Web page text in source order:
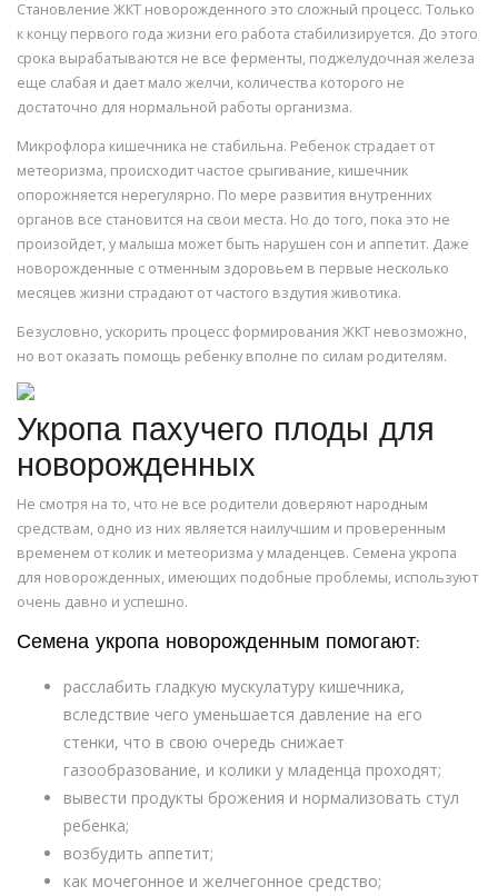
Становление ЖКТ новорожденного это сложный процесс. Только
к концу первого года жизни его работа стабилизируется. До этого
срока вырабатываются не все ферменты, поджелудочная железа
еще слабая и дает мало желчи, количества которого не
достаточно для нормальной работы организма.
Микрофлора кишечника не стабильна. Ребенок страдает от
метеоризма, происходит частое срыгивание, кишечник
опорожняется нерегулярно. По мере развития внутренних
органов все становится на свои места. Но до того, пока это не
произойдет, у малыша может быть нарушен сон и аппетит. Даже
новорожденные с отменным здоровьем в первые несколько
месяцев жизни страдают от частого вздутия животика.
Безусловно, ускорить процесс формирования ЖКТ невозможно,
но вот оказать помощь ребенку вполне по силам родителям.
Укропа пахучего плоды для
новорожденных
Не смотря на то, что не все родители доверяют народным
средствам, одно из них является наилучшим и проверенным
временем от колик и метеоризма у младенцев. Семена укропа
для новорожденных, имеющих подобные проблемы, используют
очень давно и успешно.
Семена укропа новорожденным помогают:
расслабить гладкую мускулатуру кишечника,
вследствие чего уменьшается давление на его
стенки, что в свою очередь снижает
газообразование, и колики у младенца проходят;
вывести продукты брожения и нормализовать стул
ребенка;
возбудить аппетит;
как мочегонное и желчегонное средство;